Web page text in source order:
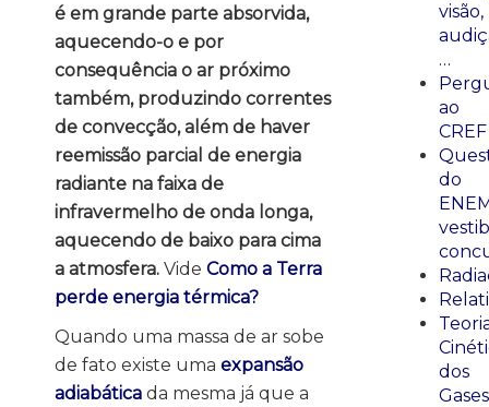
é em grande parte absorvida,
aquecendo-o e por
consequência o ar próximo
também, produzindo correntes
de convecção, além de haver
reemissão parcial de energia
radiante na faixa de
infravermelho de onda longa,
aquecendo de baixo para cima
a atmosfera. Vide Como a Terra
perde energia térmica?
Quando uma massa de ar sobe
de fato existe uma expansão
adiabática da mesma já que a
visão,
…
ao
CREF
do
dos
Gases